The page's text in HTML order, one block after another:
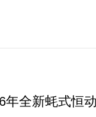
年全新蚝式恒动